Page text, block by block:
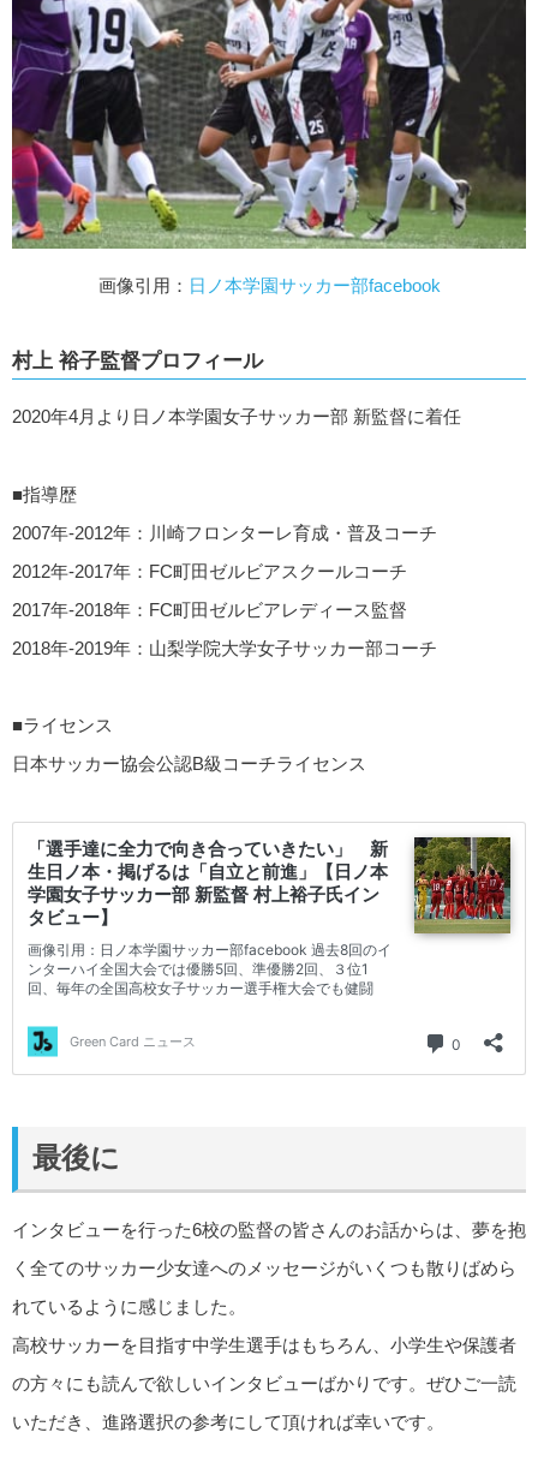
画像引用： 日ノ本学園サッカー部facebook
村上 裕子監督プロフィール
2020年4月より日ノ本学園女子サッカー部 新監督に着任
■指導歴
2007年-2012年：川崎フロンターレ育成・普及コーチ
2012年-2017年：FC町田ゼルビアスクールコーチ
2017年-2018年：FC町田ゼルビアレディース監督
2018年-2019年：山梨学院大学女子サッカー部コーチ
■ライセンス
日本サッカー協会公認B級コーチライセンス
最後に
インタビューを行った6校の監督の皆さんのお話からは、夢を抱
く全てのサッカー少女達へのメッセージがいくつも散りばめら
れているように感じました。
高校サッカーを目指す中学生選手はもちろん、小学生や保護者
の方々にも読んで欲しいインタビューばかりです。ぜひご一読
いただき、進路選択の参考にして頂ければ幸いです。